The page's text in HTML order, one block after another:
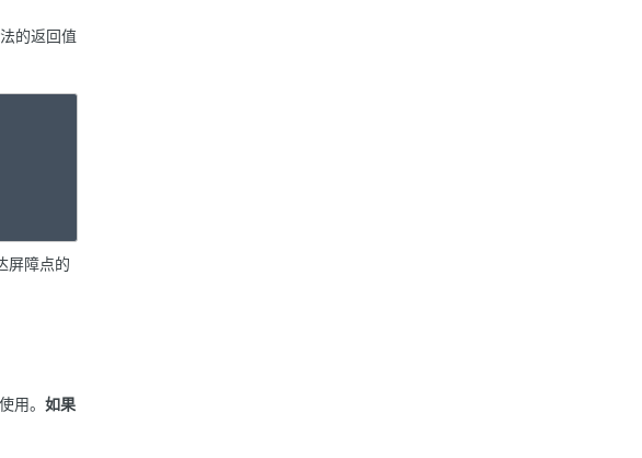
的返回值
屏障点的
用。 如果